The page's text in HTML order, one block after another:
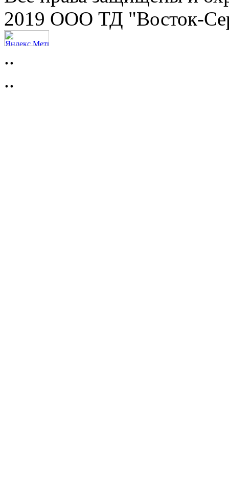
2019 ООО ТД "Восток-
..
..